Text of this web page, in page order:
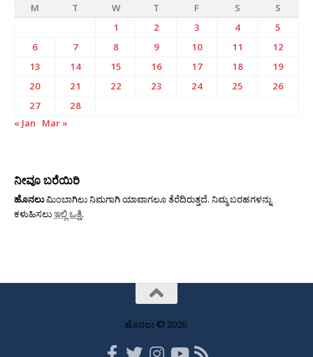
M
T W T F S
S
1
2 3 4
5
6
7 8 9 10 11
12
13
14 15 16 17 18
19
20
21 22 23 24 25
26
27
28
« Jan
Mar »
ನೀವೂ ಬರೆಯಿರಿ
ಹೊನಲುಮಿಂಬಾಗಿಲು ನಿಮಗಾಗಿ ಯಾವಾಗಲೂ ತೆರೆದಿರುತ್ತದೆ. ನಿಮ್ಮ ಬರಹಗಳನ್ನು
ಕಳುಹಿಸಲುಇಲ್ಲಿ ಒತ್ತಿ.
ಹೊನಲು © 2026.